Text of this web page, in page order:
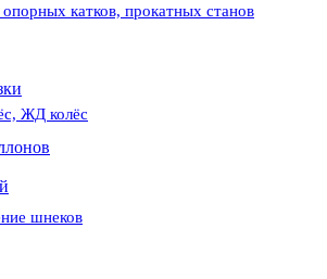
опорных катков, прокатных станов
ЖД колёс
шнеков